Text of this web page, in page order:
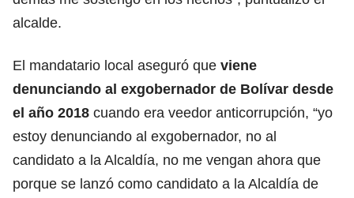
alcalde.
El mandatario local aseguró que viene
denunciando al exgobernador de Bolívar desde
el año 2018 cuando era veedor anticorrupción, “yo
estoy denunciando al exgobernador, no al
candidato a la Alcaldía, no me vengan ahora que
porque se lanzó como candidato a la Alcaldía de